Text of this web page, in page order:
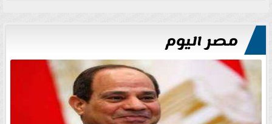
مصر اليوم